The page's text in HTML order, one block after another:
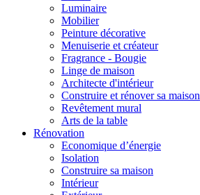
Luminaire
Mobilier
Peinture décorative
Menuiserie et créateur
Fragrance - Bougie
Linge de maison
Architecte d'intérieur
Construire et rénover sa maison
Revêtement mural
Arts de la table
Rénovation
Economique d’énergie
Isolation
Construire sa maison
Intérieur